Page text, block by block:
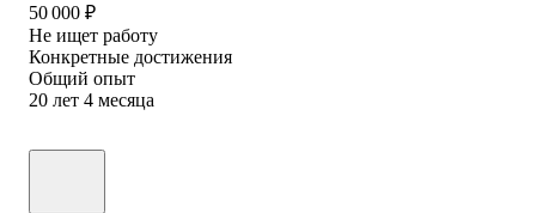
50 000 ₽
Не ищет работу
Конкретные достижения
Общий опыт
20 лет 4 месяца